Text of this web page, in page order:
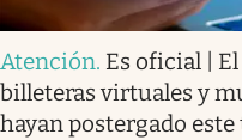
Atención. Es oficial |
billeteras virtuales y
hayan postergado